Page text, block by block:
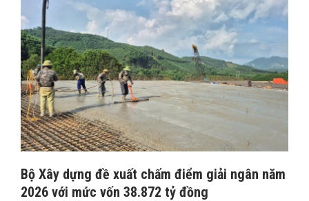
Bộ Xây dựng đề xuất chấm điểm giải ngân năm
2026 với mức vốn 38.872 tỷ đồng